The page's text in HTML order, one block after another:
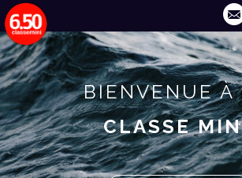
BIENVENUE À
CLASSE